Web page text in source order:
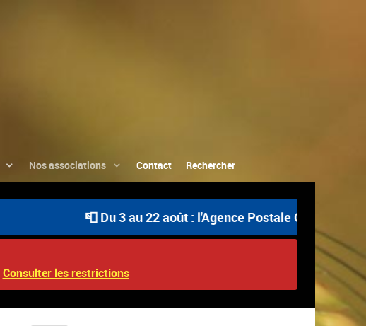
Nos associations Contact Rechercher
📮 Du 3 au 22 août : l'Agence Postale Communale
Consulter les restrictions